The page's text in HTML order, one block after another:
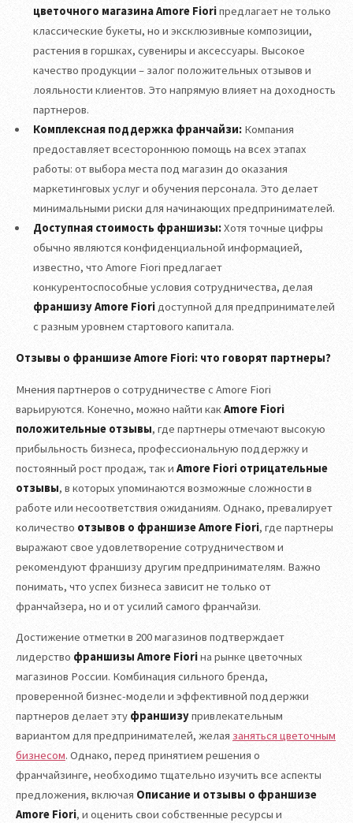
цветочного магазина Amore Fioriпредлагает не только
классические букеты, но и эксклюзивные композиции,
растения в горшках, сувениры и аксессуары. Высокое
качество продукции – залог положительных отзывов и
лояльности клиентов. Это напрямую влияет на доходность
партнеров.
Комплексная поддержка франчайзи:Компания
предоставляет всестороннюю помощь на всех этапах
работы: от выбора места под магазин до оказания
маркетинговых услуг и обучения персонала. Это делает
минимальными риски для начинающих предпринимателей.
Доступная стоимость франшизы:Хотя точные цифры
обычно являются конфиденциальной информацией,
известно, что Amore Fiori предлагает
конкурентоспособные условия сотрудничества, делая
франшизу Amore Fioriдоступной для предпринимателей
с разным уровнем стартового капитала.
Отзывы о франшизе Amore Fiori: что говорят партнеры?
Мнения партнеров о сотрудничестве с Amore Fiori
варьируются. Конечно, можно найти какAmore Fiori
положительные отзывы, где партнеры отмечают высокую
прибыльность бизнеса, профессиональную поддержку и
постоянный рост продаж, так и Amore Fiori отрицательные
отзывы, в которых упоминаются возможные сложности в
работе или несоответствия ожиданиям. Однако, превалирует
количество отзывов о франшизе Amore Fiori, где партнеры
выражают свое удовлетворение сотрудничеством и
рекомендуют франшизу другим предпринимателям. Важно
понимать, что успех бизнеса зависит не только от
франчайзера, но и от усилий самого франчайзи.
Достижение отметки в 200 магазинов подтверждает
лидерство франшизы Amore Fioriна рынке цветочных
магазинов России. Комбинация сильного бренда,
проверенной бизнес-модели и эффективной поддержки
партнеров делает эту франшизупривлекательным
вариантом для предпринимателей, желая заняться цветочным
бизнесом. Однако, перед принятием решения о
франчайзинге, необходимо тщательно изучить все аспекты
предложения, включая Описание и отзывы о франшизе
Amore Fiori, и оценить свои собственные ресурсы и